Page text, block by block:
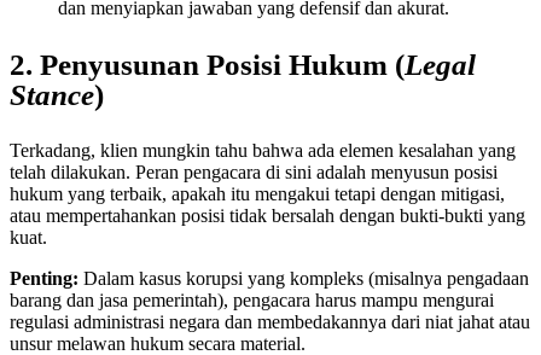
dan menyiapkan jawaban yang defensif dan akurat.
2. Penyusunan Posisi Hukum (Legal
Stance)
Terkadang, klien mungkin tahu bahwa ada elemen kesalahan yang
telah dilakukan. Peran pengacara di sini adalah menyusun posisi
hukum yang terbaik, apakah itu mengakui tetapi dengan mitigasi,
atau mempertahankan posisi tidak bersalah dengan bukti-bukti yang
kuat.
Penting: Dalam kasus korupsi yang kompleks (misalnya pengadaan
barang dan jasa pemerintah), pengacara harus mampu mengurai
regulasi administrasi negara dan membedakannya dari niat jahat atau
unsur melawan hukum secara material.